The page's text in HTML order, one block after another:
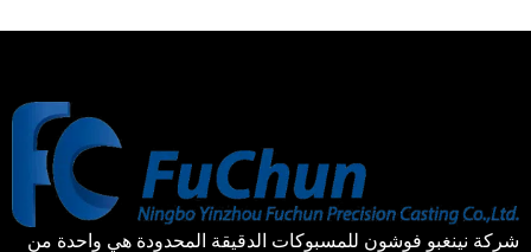
شركة نينغبو فوشون للمسبوكات الدقيقة المحدودة هي واحدة من